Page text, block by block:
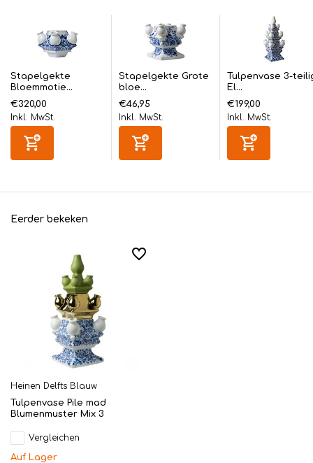
Stapelgekte
Bloemmotie...
€320,00
Inkl. MwSt.
Stapelgekte Grote
bloe...
€46,95
Inkl. MwSt.
Tulpenvase 3-
El...
€199,00
Inkl. MwSt.
Eerder bekeken
Heinen Delfts Blauw
Tulpenvase Pile mad
Blumenmuster Mix 3
Vergleichen
Auf Lager